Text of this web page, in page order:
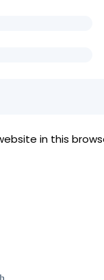
in this